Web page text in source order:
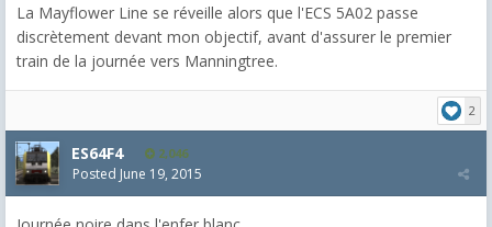
La Mayflower Line se réveille alors que l'ECS 5A02 passe
discrètement devant mon objectif, avant d'assurer le premier
train de la journée vers Manningtree.
2
ES64F4 2,046
Posted June 19, 2015